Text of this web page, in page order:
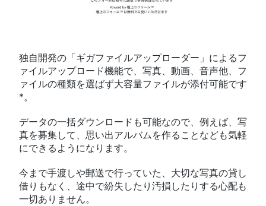
独自開発の「ギガファイルアップローダー」によるフ
ァイルアップロード機能で、写真、動画、音声他、フ
ァイルの種類を選ばず大容量ファイルが添付可能です
*。
データの一括ダウンロードも可能なので、例えば、写
真を募集して、思い出アルバムを作ることなども気軽
にできるようになります。
今まで手渡しや郵送で行っていた、大切な写真の貸し
借りもなく、途中で紛失したり汚損したりする心配も
一切ありません。